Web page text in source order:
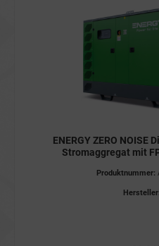
ENERGY ZERO NOISE
Stromaggregat mit
Produktnummer:
Hersteller: